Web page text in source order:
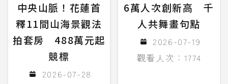
中央山脈！花蓮首
釋11間山海景觀法
拍套房 488萬元起
競標
2026-07-28
6萬人次創新高 千
人共舞畫句點
2026-07-19
觀看人次：1774